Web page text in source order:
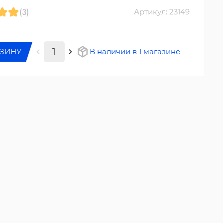
(3) Артикул: 23149
В наличии в 1 магазине